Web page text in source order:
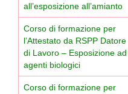
all’esposizione all’amianto
Corso di formazione per
l’Attestato da RSPP Datore
di Lavoro – Esposizione ad
agenti biologici
Corso di formazione per